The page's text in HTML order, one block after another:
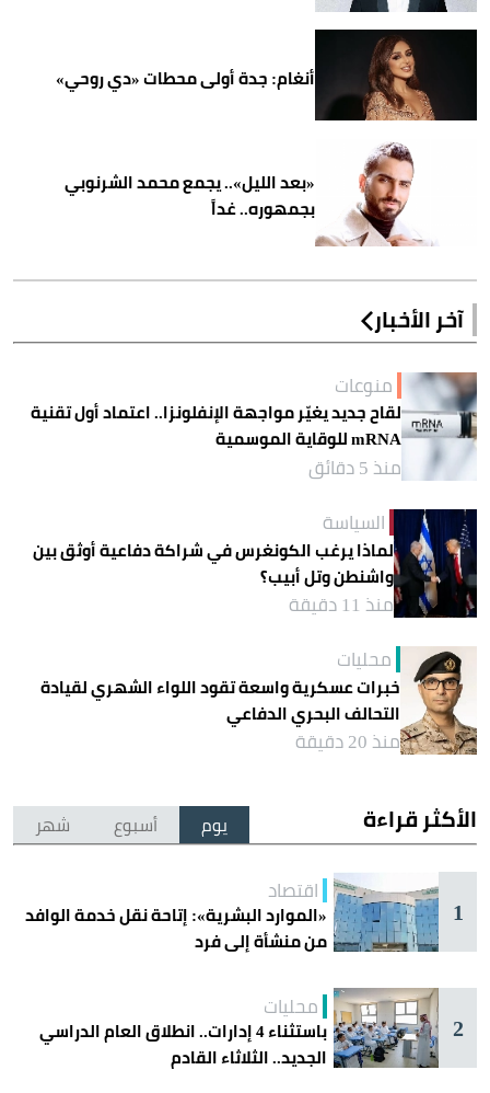
أنغام: جدة أولى محطات «دي روحي»
«بعد الليل».. يجمع محمد الشرنوبي
بجمهوره.. غداً
آخر الأخبار
منوعات
لقاح جديد يغيّر مواجهة الإنفلونزا.. اعتماد أول تقنية
mRNA للوقاية الموسمية
منذ 5 دقائق
السياسة
لماذا يرغب الكونغرس في شراكة دفاعية أوثق بين
واشنطن وتل أبيب؟
منذ 11 دقيقة
محليات
خبرات عسكرية واسعة تقود اللواء الشهري لقيادة
التحالف البحري الدفاعي
منذ 20 دقيقة
الأكثر قراءة يوم أسبوع شهر
1
اقتصاد
«الموارد البشرية»: إتاحة نقل خدمة الوافد
من منشأة إلى فرد
2
محليات
باستثناء 4 إدارات.. انطلاق العام الدراسي
الجديد.. الثلاثاء القادم